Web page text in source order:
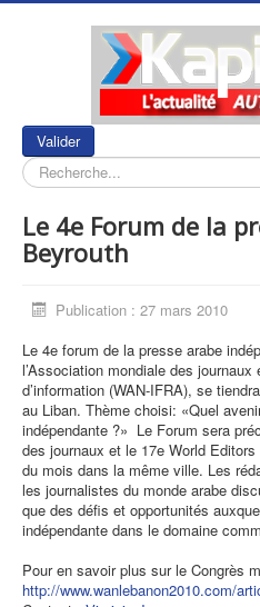
Valider
Le 4e Forum de la
Beyrouth
Publication : 27 mars 2010
Le 4e forum de la presse arabe
l’Association mondiale des
d’information (WAN-IFRA), se
au Liban. Thème choisi: «Quel
indépendante ?» Le Forum sera
des journaux et le 17e World
du mois dans la même ville. Les
les journalistes du monde arabe
que des défis et opportunités
indépendante dans le domaine
Pour en savoir plus sur le Congrès
http://www.wanlebanon2010.com/